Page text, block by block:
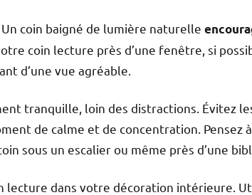
coin baigné de lumière naturelle
coin lecture près d’une fenêtre, si
d’une vue agréable.
tranquille, loin des distractions. Évitez
de calme et de concentration. Pensez
sous un escalier ou même près d’une
dans votre décoration intérieure.